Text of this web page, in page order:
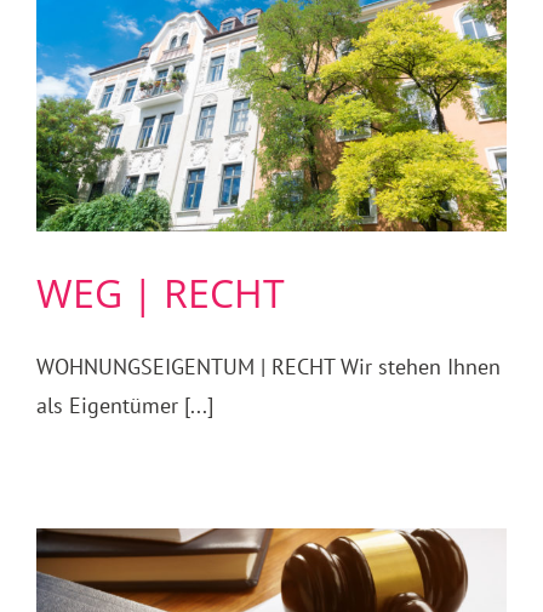
WEG | RECHT
WOHNUNGSEIGENTUM | RECHT Wir stehen Ihnen
als Eigentümer [...]